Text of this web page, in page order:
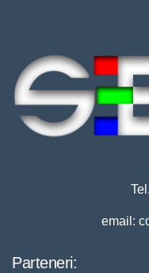
email:
Parteneri: